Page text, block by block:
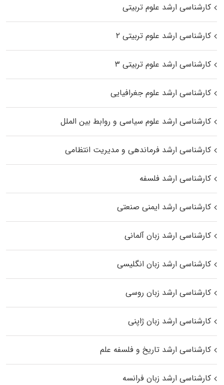
کارشناسی ارشد علوم تربیتی
کارشناسی ارشد علوم تربیتی ۲
کارشناسی ارشد علوم تربیتی ۳
کارشناسی ارشد علوم جغرافیایی
کارشناسی ارشد علوم سیاسی و روابط بین الملل
کارشناسی ارشد فرماندهی و مدیریت انتظامی
کارشناسی ارشد فلسفه
کارشناسی ارشد ایمنی صنعتی
کارشناسی ارشد زبان آلمانی
کارشناسی ارشد زبان انگلیسی
کارشناسی ارشد زبان روسی
کارشناسی ارشد زبان ژاپنی
کارشناسی ارشد تاریخ و فلسفه علم
کارشناسی ارشد زبان فرانسه